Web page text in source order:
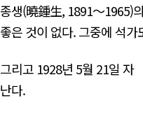
종생(曉鍾生, 1891〜1965)
좋은 것이 없다. 그중에 석
그리고 1928년 5월 21일 자
난다.